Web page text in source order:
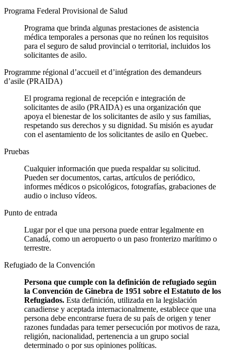
Programa Federal Provisional de Salud
Programa que brinda algunas prestaciones de asistencia
médica temporales a personas que no reúnen los requisitos
para el seguro de salud provincial o territorial, incluidos los
solicitantes de asilo.
Programme régional d’accueil et d’intégration des demandeurs
d’asile (PRAIDA)
El programa regional de recepción e integración de
solicitantes de asilo (PRAIDA) es una organización que
apoya el bienestar de los solicitantes de asilo y sus familias,
respetando sus derechos y su dignidad. Su misión es ayudar
con el asentamiento de los solicitantes de asilo en Quebec.
Pruebas
Cualquier información que pueda respaldar su solicitud.
Pueden ser documentos, cartas, artículos de periódico,
informes médicos o psicológicos, fotografías, grabaciones de
audio o incluso vídeos.
Punto de entrada
Lugar por el que una persona puede entrar legalmente en
Canadá, como un aeropuerto o un paso fronterizo marítimo o
terrestre.
Refugiado de la Convención
Persona que cumple con la definición de refugiado según
la Convención de Ginebra de 1951 sobre el Estatuto de los
Refugiados. Esta definición, utilizada en la legislación
canadiense y aceptada internacionalmente, establece que una
persona debe encontrarse fuera de su país de origen y tener
razones fundadas para temer persecución por motivos de raza,
religión, nacionalidad, pertenencia a un grupo social
determinado o por sus opiniones políticas.